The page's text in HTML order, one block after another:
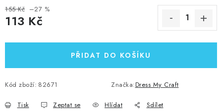
155 Kč –27 %
113 Kč
PŘIDAT DO KOŠÍKU
Kód zboží: 82671 Značka:Dress My Craft
Tisk Zeptat se Hlídat Sdílet